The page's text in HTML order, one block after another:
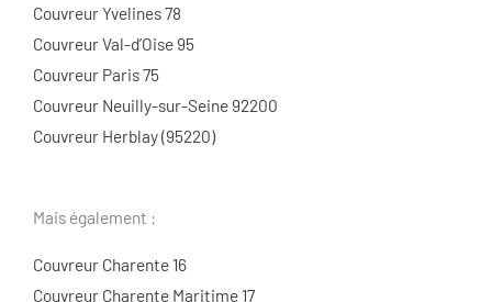
Couvreur Yvelines 78
Couvreur Val-d’Oise 95
Couvreur Paris 75
Couvreur Neuilly-sur-Seine 92200
Couvreur Herblay (95220)
Mais également :
Couvreur Charente 16
Couvreur Charente Maritime 17